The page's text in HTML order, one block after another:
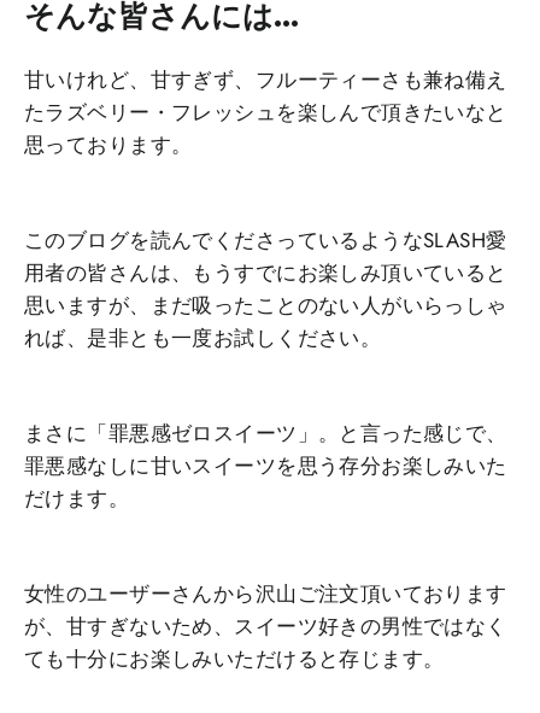
そんな皆さんには...
甘いけれど、甘すぎず、フルーティーさも兼ね備え
たラズベリー・フレッシュを楽しんで頂きたいなと
思っております。
このブログを読んでくださっているようなSLASH愛
用者の皆さんは、もうすでにお楽しみ頂いていると
思いますが、まだ吸ったことのない人がいらっしゃ
れば、是非とも一度お試しください。
まさに「罪悪感ゼロスイーツ」。と言った感じで、
罪悪感なしに甘いスイーツを思う存分お楽しみいた
だけます。
女性のユーザーさんから沢山ご注文頂いております
が、甘すぎないため、スイーツ好きの男性ではなく
ても十分にお楽しみいただけると存じます。